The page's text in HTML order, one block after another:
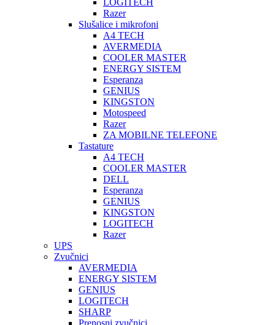
LOGITECH
Razer
Slušalice i mikrofoni
A4 TECH
AVERMEDIA
COOLER MASTER
ENERGY SISTEM
Esperanza
GENIUS
KINGSTON
Motospeed
Razer
ZA MOBILNE TELEFONE
Tastature
A4 TECH
COOLER MASTER
DELL
Esperanza
GENIUS
KINGSTON
LOGITECH
Razer
UPS
Zvučnici
AVERMEDIA
ENERGY SISTEM
GENIUS
LOGITECH
SHARP
Prenosni zvučnici